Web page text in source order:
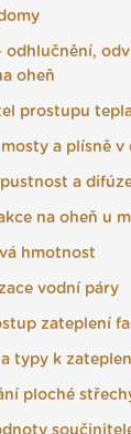
odhlučnění,
oheň
prostupu
mosty a plísně v
a
na oheň u
hmotnost
vodní páry
zateplení
typy k
ploché